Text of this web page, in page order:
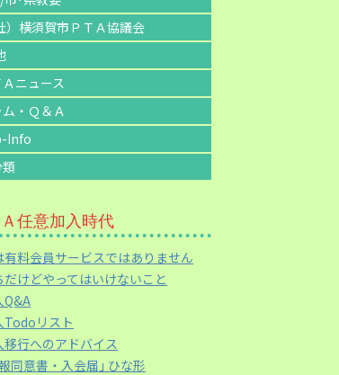
）横須賀市ＰＴＡ協議会
Ａニュース
・Ｑ＆Ａ
Info
任意加入時代
有料会員サービスではありません
だけどやってはいけないこと
Q&A
Todoリスト
移行へのアドバイス
同意書・入会届｣ ひな形